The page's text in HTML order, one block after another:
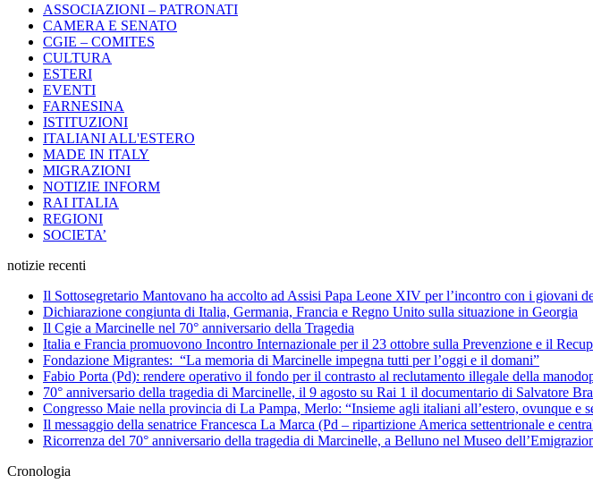
ASSOCIAZIONI – PATRONATI
CAMERA E SENATO
CGIE – COMITES
CULTURA
ESTERI
EVENTI
FARNESINA
ISTITUZIONI
ITALIANI ALL'ESTERO
MADE IN ITALY
MIGRAZIONI
NOTIZIE INFORM
RAI ITALIA
REGIONI
SOCIETA’
notizie recenti
Il Sottosegretario Mantovano ha accolto ad Assisi Papa Leone XIV per l’incontro con i giovani
Dichiarazione congiunta di Italia, Germania, Francia e Regno Unito sulla situazione in Georgia
Il Cgie a Marcinelle nel 70° anniversario della Tragedia
Italia e Francia promuovono Incontro Internazionale per il 23 ottobre sulla Prevenzione e il
Fondazione Migrantes: “La memoria di Marcinelle impegna tutti per l’oggi e il domani”
Fabio Porta (Pd): rendere operativo il fondo per il contrasto al reclutamento illegale della
70° anniversario della tragedia di Marcinelle, il 9 agosto su Rai 1 il documentario di Salvatore
Congresso Maie nella provincia di La Pampa, Merlo: “Insieme agli italiani all’estero, ovunque e
Il messaggio della senatrice Francesca La Marca (Pd – ripartizione America settentrionale e
Ricorrenza del 70° anniversario della tragedia di Marcinelle, a Belluno nel Museo
Cronologia